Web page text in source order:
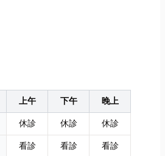
上午 下午
晚上
休診 休診
休診
看診 看診
看診